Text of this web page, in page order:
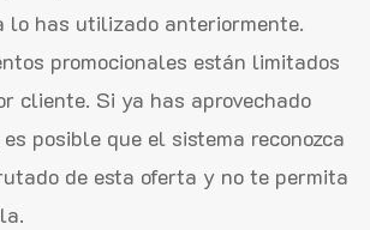
lo has utilizado anteriormente.
promocionales están limitados
cliente. Si ya has aprovechado
posible que el sistema reconozca
de esta oferta y no te permita